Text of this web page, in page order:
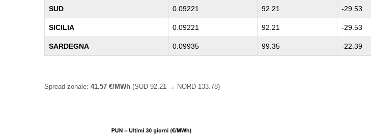
SUD 0.09221 92.21 -29.53
SICILIA 0.09221 92.21 -29.53
SARDEGNA 0.09935 99.35 -22.39
Spread zonale: 41.57 €/MWh (SUD 92.21 → NORD 133.78)